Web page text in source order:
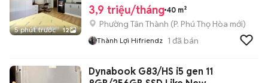
5 phút trước 12
3,9 triệu/tháng 40 m²
Phường Tân Thành (P. Phú Thọ Hòa mới)
Thành Lợi Hifriendz 1 đã bán
Dynabook G83/HS i5 gen 11